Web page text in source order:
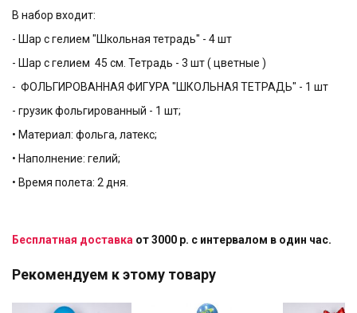
В набор входит:
- Шар с гелием "Школьная тетрадь" - 4 шт
- Шар с гелием 45 см. Тетрадь - 3 шт ( цветные )
- ФОЛЬГИРОВАННАЯ ФИГУРА "ШКОЛЬНАЯ ТЕТРАДЬ" - 1 шт
- грузик фольгированный - 1 шт;
• Материал: фольга, латекс;
• Наполнение: гелий;
• Время полета: 2 дня.
Бесплатная доставка от 3000 р. с интервалом в один час.
Рекомендуем к этому товару